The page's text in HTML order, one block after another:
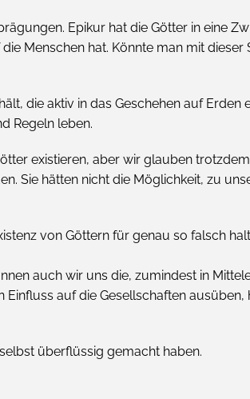
Epikur hat die Götter in eine
Menschen hat. Könnte man mit
die aktiv in das Geschehen auf Erden
Regeln leben.
existieren, aber wir glauben
Sie hätten nicht die Möglichkeit, zu
von Göttern für genau so falsch
auch wir uns die, zumindest in
auf die Gesellschaften
überflüssig gemacht haben.